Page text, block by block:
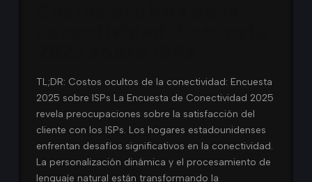
TL;DR: Costos ocultos de la conectividad: Encuesta
2025 sobre ISPs La Encuesta de Conectividad 2025
revela preocupaciones sobre la satisfacción del
cliente con los ISPs. Los hogares estadounidenses
enfrentan desafíos significativos en la conectividad.
La personalización dinámica y el procesamiento de
lenguaje natural están transformando la